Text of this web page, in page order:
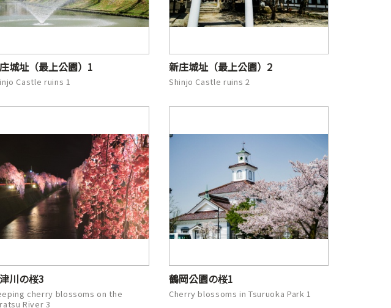
城址（最上公園）1
Castle ruins 1
新庄城址（最上公園）2
Shinjo Castle ruins 2
川の桜3
cherry blossoms on the
River 3
鶴岡公園の桜1
Cherry blossoms in Tsuruoka Park 1